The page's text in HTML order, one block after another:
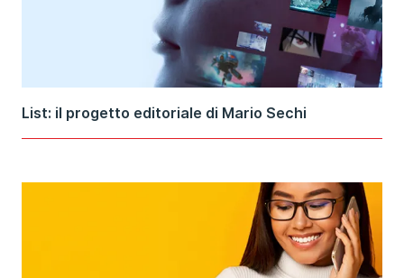
List: il progetto editoriale di Mario Sechi